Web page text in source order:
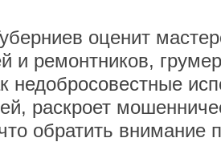
оценит
и ремонтников,
недобросовестные
раскроет
обратить внимание